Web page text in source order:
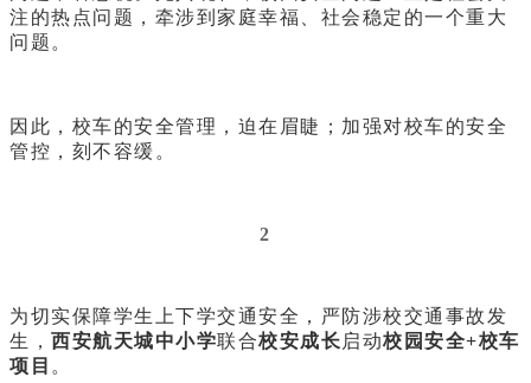
注的热点问题，牵涉到家庭幸福、社会稳定的一个重大
问题。
因此，校车的安全管理，迫在眉睫；加强对校车的安全
管控，刻不容缓。
2
为切实保障学生上下学交通安全，严防涉校交通事故发
生， 西安航天城中小学联合校安成长 启动校园安全+校车
项目 。